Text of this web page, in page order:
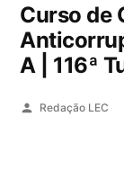
Curso de
A | 116ª
Redação LEC